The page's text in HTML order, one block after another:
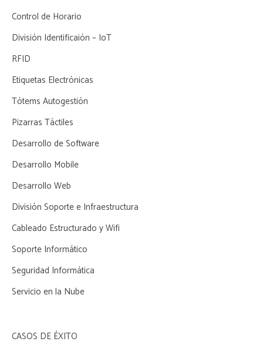
Control de Horario
División Identificaión – IoT
RFID
Etiquetas Electrónicas
Tótems Autogestión
Pizarras Táctiles
Desarrollo de Software
Desarrollo Mobile
Desarrollo Web
División Soporte e Infraestructura
Cableado Estructurado y Wifi
Soporte Informático
Seguridad Informática
Servicio en la Nube
CASOS DE ÉXITO